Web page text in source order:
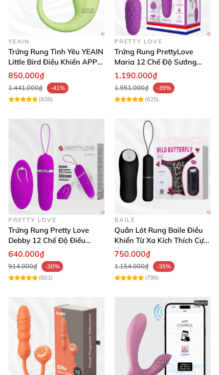
YEAIN
Trứng Rung Tình Yêu YEAIN
Little Bird Điều Khiển APP
Siêu Mạnh
850.000₫
1.441.000₫
-41%
(838)
PRETTY LOVE
Trứng Rung PrettyLove
Maria 12 Chế Độ Sướng
Mạnh Mẽ, Giảm Stress
1.190.000₫
1.951.000₫
-39%
(825)
PRETTY LOVE
Trứng Rung Pretty Love
Debby 12 Chế Độ Điều
Khiển Từ Xa Siêu Mượt
640.000₫
914.000₫
-30%
(801)
BAILE
Quần Lót Rung Baile Điều
Khiển Từ Xa Kích Thích Cực
Mạnh
750.000₫
1.154.000₫
-35%
(796)